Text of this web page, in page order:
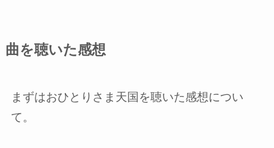
曲を聴いた感想
まずはおひとりさま天国を聴いた感想につい
て。